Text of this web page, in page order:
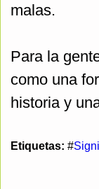
malas.
Para la
como una
historia y
Etiquetas: #